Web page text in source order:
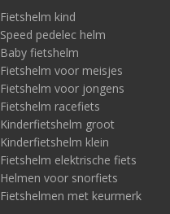
Fietshelm kind
Speed pedelec helm
Baby fietshelm
Fietshelm voor meisjes
Fietshelm voor jongens
Fietshelm racefiets
Kinderfietshelm groot
Kinderfietshelm klein
Fietshelm elektrische fiets
Helmen voor snorfiets
Fietshelmen met keurmerk